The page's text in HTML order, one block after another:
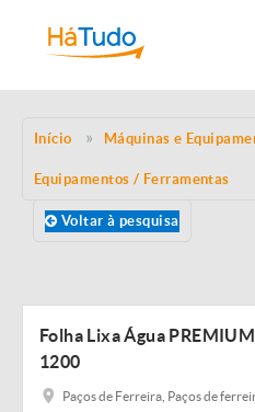
Início Máquinas e
Equipamentos / Ferramentas
Voltar à pesquisa
Folha Lixa Água
1200
Paços de Ferreira, Paços de